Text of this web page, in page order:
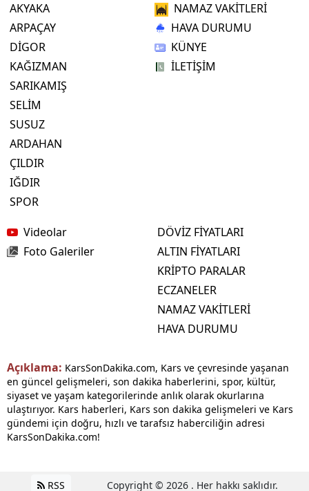
AKYAKA
ARPAÇAY
DİGOR
KAĞIZMAN
SARIKAMIŞ
SELİM
SUSUZ
ARDAHAN
ÇILDIR
IĞDIR
SPOR
NAMAZ VAKİTLERİ
HAVA DURUMU
KÜNYE
İLETİŞİM
Videolar
Foto Galeriler
DÖVİZ FİYATLARI
ALTIN FİYATLARI
KRİPTO PARALAR
ECZANELER
NAMAZ VAKİTLERİ
HAVA DURUMU
Açıklama: KarsSonDakika.com, Kars ve çevresinde yaşanan
en güncel gelişmeleri, son dakika haberlerini, spor, kültür,
siyaset ve yaşam kategorilerinde anlık olarak okurlarına
ulaştırıyor. Kars haberleri, Kars son dakika gelişmeleri ve Kars
gündemi için doğru, hızlı ve tarafsız haberciliğin adresi
KarsSonDakika.com!
RSS Copyright © 2026 . Her hakkı saklıdır.